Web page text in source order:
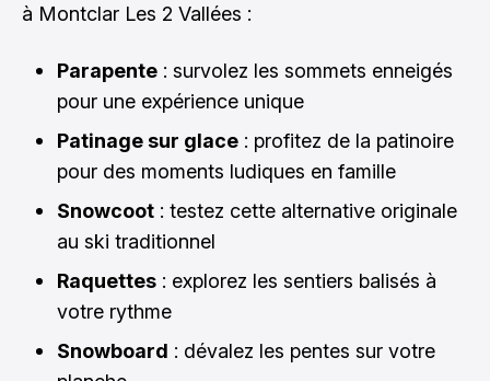
à Montclar Les 2 Vallées :
Parapente : survolez les sommets enneigés
pour une expérience unique
Patinage sur glace : profitez de la patinoire
pour des moments ludiques en famille
Snowcoot : testez cette alternative originale
au ski traditionnel
Raquettes : explorez les sentiers balisés à
votre rythme
Snowboard : dévalez les pentes sur votre